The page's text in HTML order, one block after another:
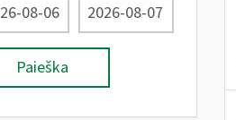
Paieška